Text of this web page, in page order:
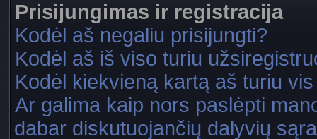
Prisijungimas ir registracija
Kodėl aš negaliu prisijungti?
Kodėl aš iš viso turiu
Kodėl kiekvieną kartą aš turiu
Ar galima kaip nors paslėpti
dabar diskutuojančių dalyvių